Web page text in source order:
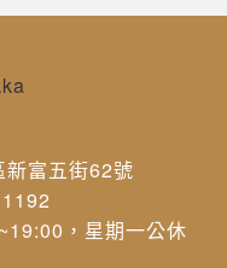
富五街62號
，星期一公休